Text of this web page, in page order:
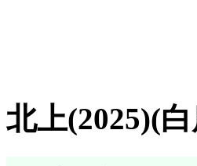
北上(2025)(